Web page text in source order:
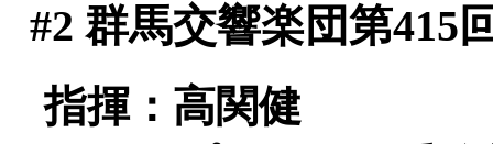
#2 群馬交響楽団第415
指揮：高関健